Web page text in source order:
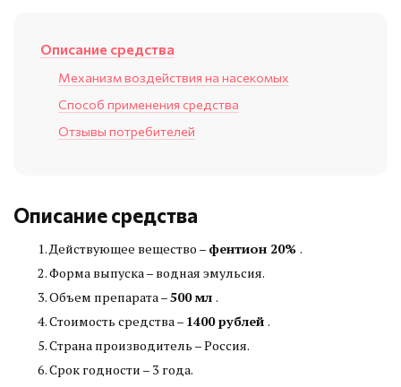
Описание средства
Механизм воздействия на насекомых
Способ применения средства
Отзывы потребителей
Описание средства
Действующее вещество – фентион 20% .
Форма выпуска – водная эмульсия.
Объем препарата –500 мл .
Стоимость средства – 1400 рублей .
Страна производитель – Россия.
Срок годности – 3 года.